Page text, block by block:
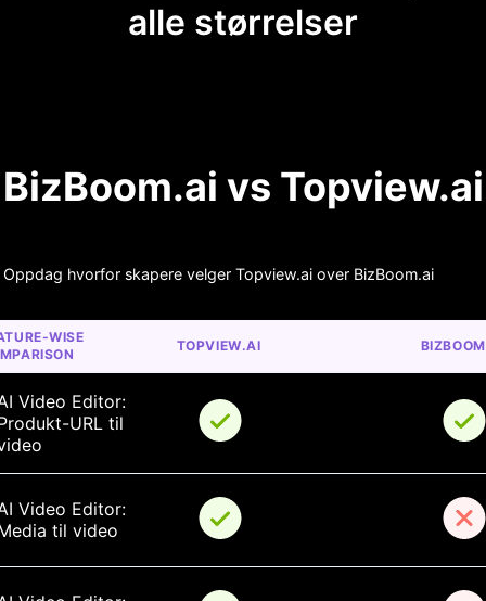
alle størrelser
BizBoom.ai vs Topview.ai
Oppdag hvorfor skapere velger Topview.ai over BizBoom.ai
WISE
TOPVIEW.AI
Video Editor:
URL til
Video Editor:
til video